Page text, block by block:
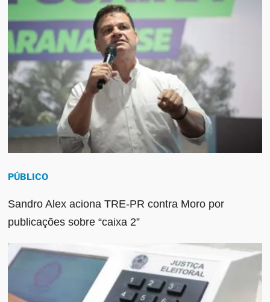
PÚBLICO
Sandro Alex aciona TRE-PR contra Moro por
publicações sobre “caixa 2”